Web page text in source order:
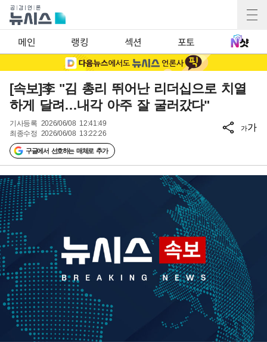
메인 랭킹 섹션 포토
[속보]李 "김 총리 뛰어난 리더십으로 치열
하게 달려…내각 아주 잘 굴러갔다"
기사등록 2026/06/08 12:41:49
최종수정 2026/06/08 13:22:26
구글에서 선호하는 매체로 추가
가가